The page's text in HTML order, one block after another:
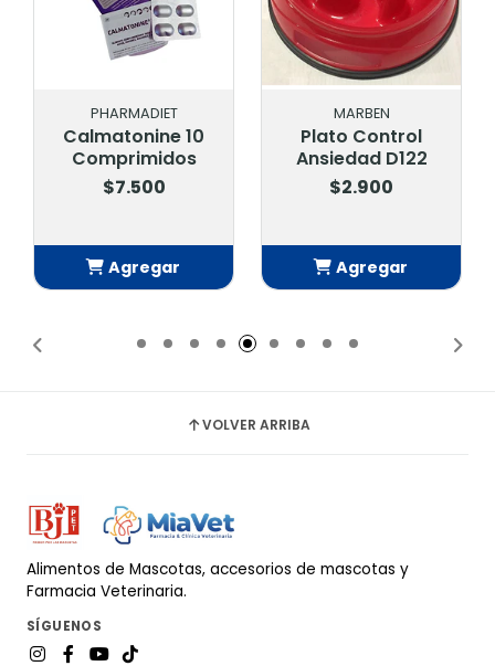
PHARMADIET
Calmatonine 10
Comprimidos
$7.500
Agregar
MARBEN
Plato Control
Ansiedad D122
$2.900
Agregar
VOLVER ARRIBA
Alimentos de Mascotas, accesorios de mascotas y
Farmacia Veterinaria.
SÍGUENOS